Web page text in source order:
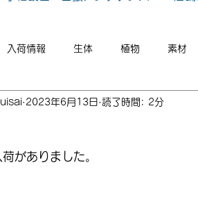
入荷情報 生体 植物 素材
小ネタ 2026年 2025年
2023年6月13日 読了時間: 2分
がありました。